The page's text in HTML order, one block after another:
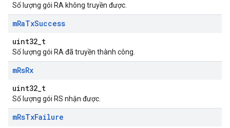
Số lượng gói RA không truyền được.
mRaTxSuccess
uint32_t
Số lượng gói RA đã truyền thành công.
mRsRx
uint32_t
Số lượng gói RS nhận được.
mRsTxFailure